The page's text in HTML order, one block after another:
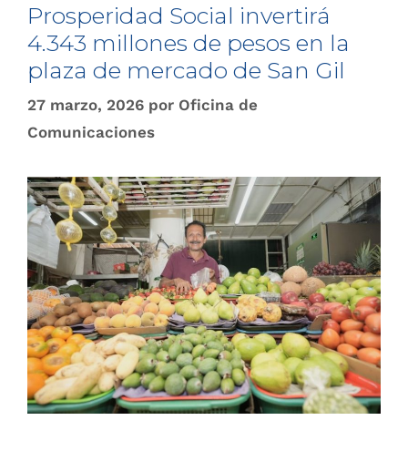
Prosperidad Social invertirá
4.343 millones de pesos en la
plaza de mercado de San Gil
27 marzo, 2026 por Oficina de
Comunicaciones